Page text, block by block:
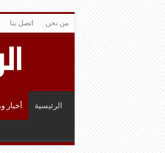
من نحن اتصل بنا
الرئيسية أخبار